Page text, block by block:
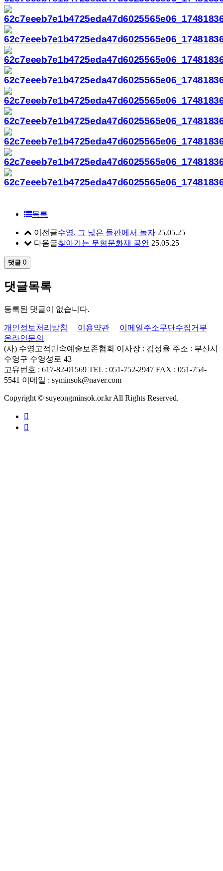
목록
이전글수영. 그 넓은 들판에서 놀자 25.05.25
다음글찾아가는 무형문화재 공연 25.05.25
댓글 0
댓글목록
등록된 댓글이 없습니다.
개인정보처리방침 이용약관
이메일주소무단수집거부
온라인문의
(사) 수영고적민속예술보존협회 이사장 : 김성율 주소 : 부산시
수영구 수영성로 43
고유번호 : 617-82-01569 TEL : 051-752-2947 FAX : 051-754-
5541 이메일 : syminsok@naver.com
Copyright © suyeongminsok.or.kr All Rights Reserved.